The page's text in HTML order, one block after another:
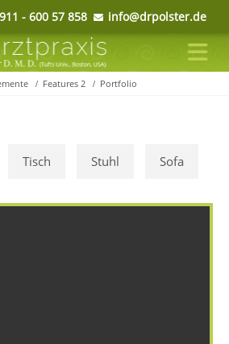
- 600 57 858 info@drpolster.de
Features 2 Portfolio
Tisch Stuhl Sofa